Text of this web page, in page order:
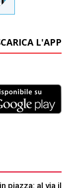
L'APP
piazza: al via il